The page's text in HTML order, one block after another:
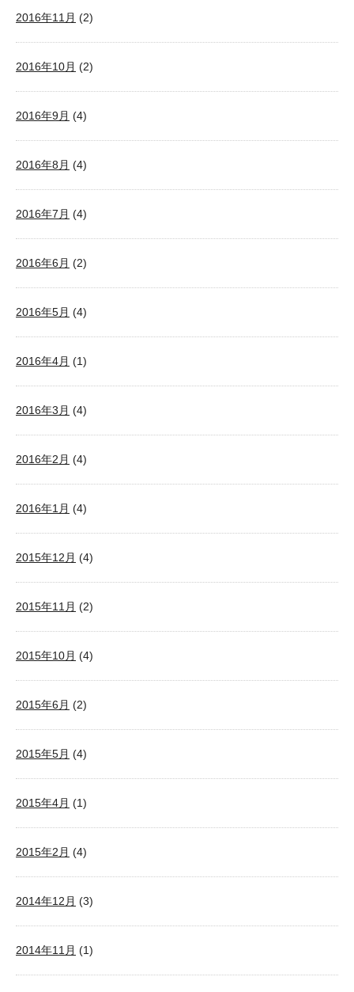
2016年11月 (2)
2016年10月 (2)
2016年9月 (4)
2016年8月 (4)
2016年7月 (4)
2016年6月 (2)
2016年5月 (4)
2016年4月 (1)
2016年3月 (4)
2016年2月 (4)
2016年1月 (4)
2015年12月 (4)
2015年11月 (2)
2015年10月 (4)
2015年6月 (2)
2015年5月 (4)
2015年4月 (1)
2015年2月 (4)
2014年12月 (3)
2014年11月 (1)